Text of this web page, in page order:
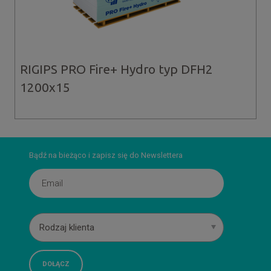
RIGIPS PRO Fire+ Hydro typ DFH2
1200x15
Bądź na bieżąco i zapisz się do Newslettera
Rodzaj klienta